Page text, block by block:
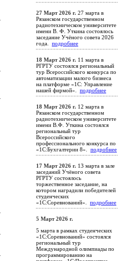
27 Март 2026 г. 27 марта в
Рязанском государственном
радиотехническом университете
имени В. Ф. Уткина состоялось
заседание Учёного совета 2026
года. подробнее
18 Март 2026 г. 11 марта в
РГРТУ состоялся региональный
тур Всероссийского конкурса по
автоматизации малого бизнеса
на платформе «1С: Управление
нашей фирмой». подробнее
18 Март 2026 г. 12 марта в
Рязанском государственном
радиотехническом университете
имени В.Ф. Уткина состоялся
региональный тур
Всероссийского
профессионального конкурса по
«1С:Бухгалтерии 8». подробнее
17 Март 2026 г. 13 марта в зале
заседаний Учёного совета
РГРТУ состоялось
торжественное заседание, на
котором наградили победителей
студенческих
«1С:Соревнований». подробнее
5 Март 2026 г.
5 марта в рамках студенческих
«1С:Соревнований» состоялся
региональный тур
Международной олимпиады по
программированию на